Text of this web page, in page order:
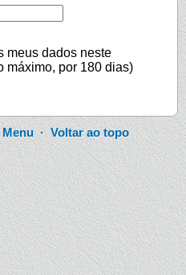
meus dados neste
máximo, por 180 dias)
Menu· Voltar ao topo